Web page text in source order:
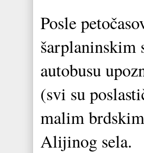
Posle
šarplaninskim
autobusu
(svi su
malim
Alijinog sela.